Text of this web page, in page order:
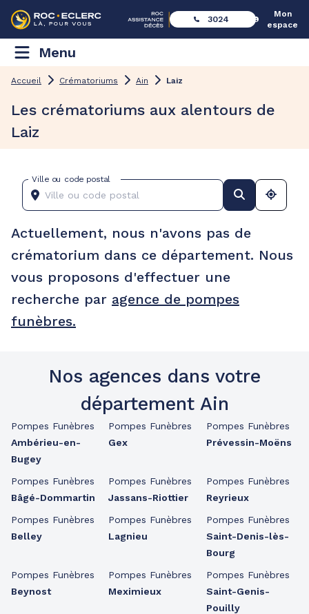
3024
Mon
espace
Menu
Accueil Crématoriums Ain Laiz
Les crématoriums aux alentours de
Laiz
Ville ou code postal
Actuellement, nous n'avons pas de
crématorium dans ce département. Nous
vous proposons d'effectuer une
recherche par agence de pompes
funèbres.
Nos agences dans votre
département Ain
Pompes Funèbres
Ambérieu-en-
Bugey
Pompes Funèbres
Bâgé-Dommartin
Pompes Funèbres
Belley
Pompes Funèbres
Beynost
Pompes Funèbres
Gex
Pompes Funèbres
Jassans-Riottier
Pompes Funèbres
Lagnieu
Pompes Funèbres
Meximieux
Pompes Funèbres
Prévessin-Moëns
Pompes Funèbres
Reyrieux
Pompes Funèbres
Saint-Denis-lès-
Bourg
Pompes Funèbres
Saint-Genis-
Pouilly